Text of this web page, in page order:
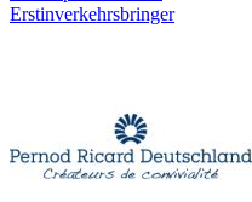
Erstinverkehrsbringer